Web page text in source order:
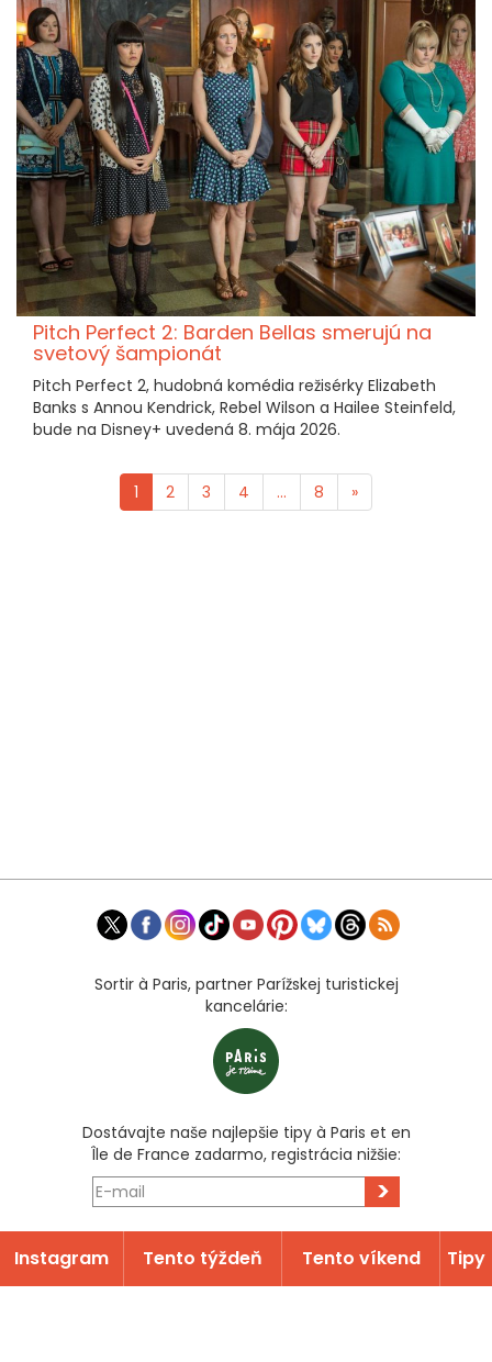
Pitch Perfect 2: Barden Bellas smerujú na
svetový šampionát
Pitch Perfect 2, hudobná komédia režisérky Elizabeth
Banks s Annou Kendrick, Rebel Wilson a Hailee Steinfeld,
bude na Disney+ uvedená 8. mája 2026.
1 2 3 4 ... 8 »
Sortir à Paris, partner Parížskej turistickej
kancelárie:
Dostávajte naše najlepšie tipy à Paris et en
Île de France zadarmo, registrácia nižšie:
>
Instagram Tento týždeň Tento víkend Tipy